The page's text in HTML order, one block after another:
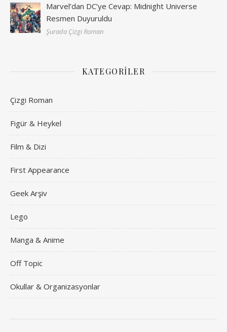
Marvel’dan DC’ye Cevap: Midnight Universe
Resmen Duyuruldu
Şurada Çizgi Roman
KATEGORILER
Çizgi Roman
Figür & Heykel
Film & Dizi
First Appearance
Geek Arşiv
Lego
Manga & Anime
Off Topic
Okullar & Organizasyonlar